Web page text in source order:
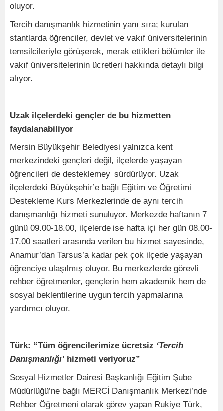
oluyor.
Tercih danışmanlık hizmetinin yanı sıra; kurulan
stantlarda öğrenciler, devlet ve vakıf üniversitelerinin
temsilcileriyle görüşerek, merak ettikleri bölümler ile
vakıf üniversitelerinin ücretleri hakkında detaylı bilgi
alıyor.
Uzak ilçelerdeki gençler de bu hizmetten
faydalanabiliyor
Mersin Büyükşehir Belediyesi yalnızca kent
merkezindeki gençleri değil, ilçelerde yaşayan
öğrencileri de desteklemeyi sürdürüyor. Uzak
ilçelerdeki Büyükşehir’e bağlı Eğitim ve Öğretimi
Destekleme Kurs Merkezlerinde de aynı tercih
danışmanlığı hizmeti sunuluyor. Merkezde haftanın 7
günü 09.00-18.00, ilçelerde ise hafta içi her gün 08.00-
17.00 saatleri arasında verilen bu hizmet sayesinde,
Anamur’dan Tarsus’a kadar pek çok ilçede yaşayan
öğrenciye ulaşılmış oluyor. Bu merkezlerde görevli
rehber öğretmenler, gençlerin hem akademik hem de
sosyal beklentilerine uygun tercih yapmalarına
yardımcı oluyor.
Türk: “Tüm öğrencilerimize ücretsiz ‘Tercih
Danışmanlığı’ hizmeti veriyoruz”
Sosyal Hizmetler Dairesi Başkanlığı Eğitim Şube
Müdürlüğü’ne bağlı MERCİ Danışmanlık Merkezi’nde
Rehber Öğretmeni olarak görev yapan Rukiye Türk,